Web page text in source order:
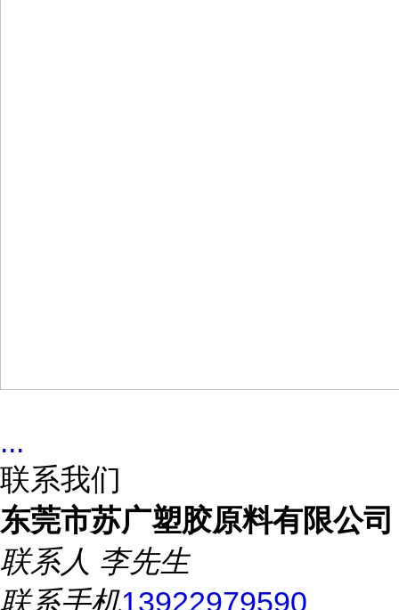
...
联系我们
东莞市苏广塑胶原料有限公司
联系人 李先生
联系手机13922979590